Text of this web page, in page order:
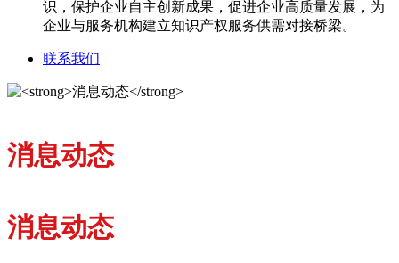
识，保护企业自主创新成果，促进企业高质量发展，为
企业与服务机构建立知识产权服务供需对接桥梁。
联系我们
消息动态
消息动态